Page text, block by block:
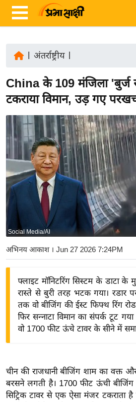
ज़ा
ख
र
रा
अं
र्रा
य
बि
ज़
द्यो
त
वि
शे
अंतर्राष्ट्रीय|
China के 109 मंजिला 'बुर्ज
टकराया विमान, उड़ गए
Social Media/AI
अभिनय आकाश। Jun 27 2026 7:24PM
फ्लाइट मॉनिटरिंग सिस्टम के डाटा के
रास्ते से बुरी तरह भटक गया। रडार
तक वो बीजिंग की ईस्ट फिफ्थ रिंग
फिर सन्नाटा विमान का संपर्क टूट
वो 1700 फीट ऊंचे टावर के सीने में
चीन की राजधानी बीजिंग शाम का
बरसने लगती है। 1700 फीट ऊंची
सिट्रिक टावर से एक ऐसा मंजर टकराता